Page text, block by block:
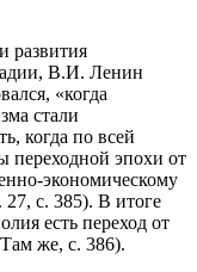
В.И. Ленин
«когда
стали
когда по всей
переходной эпохи от
экономическому
с. 385). В итоге
есть переход от
же, с. 386).